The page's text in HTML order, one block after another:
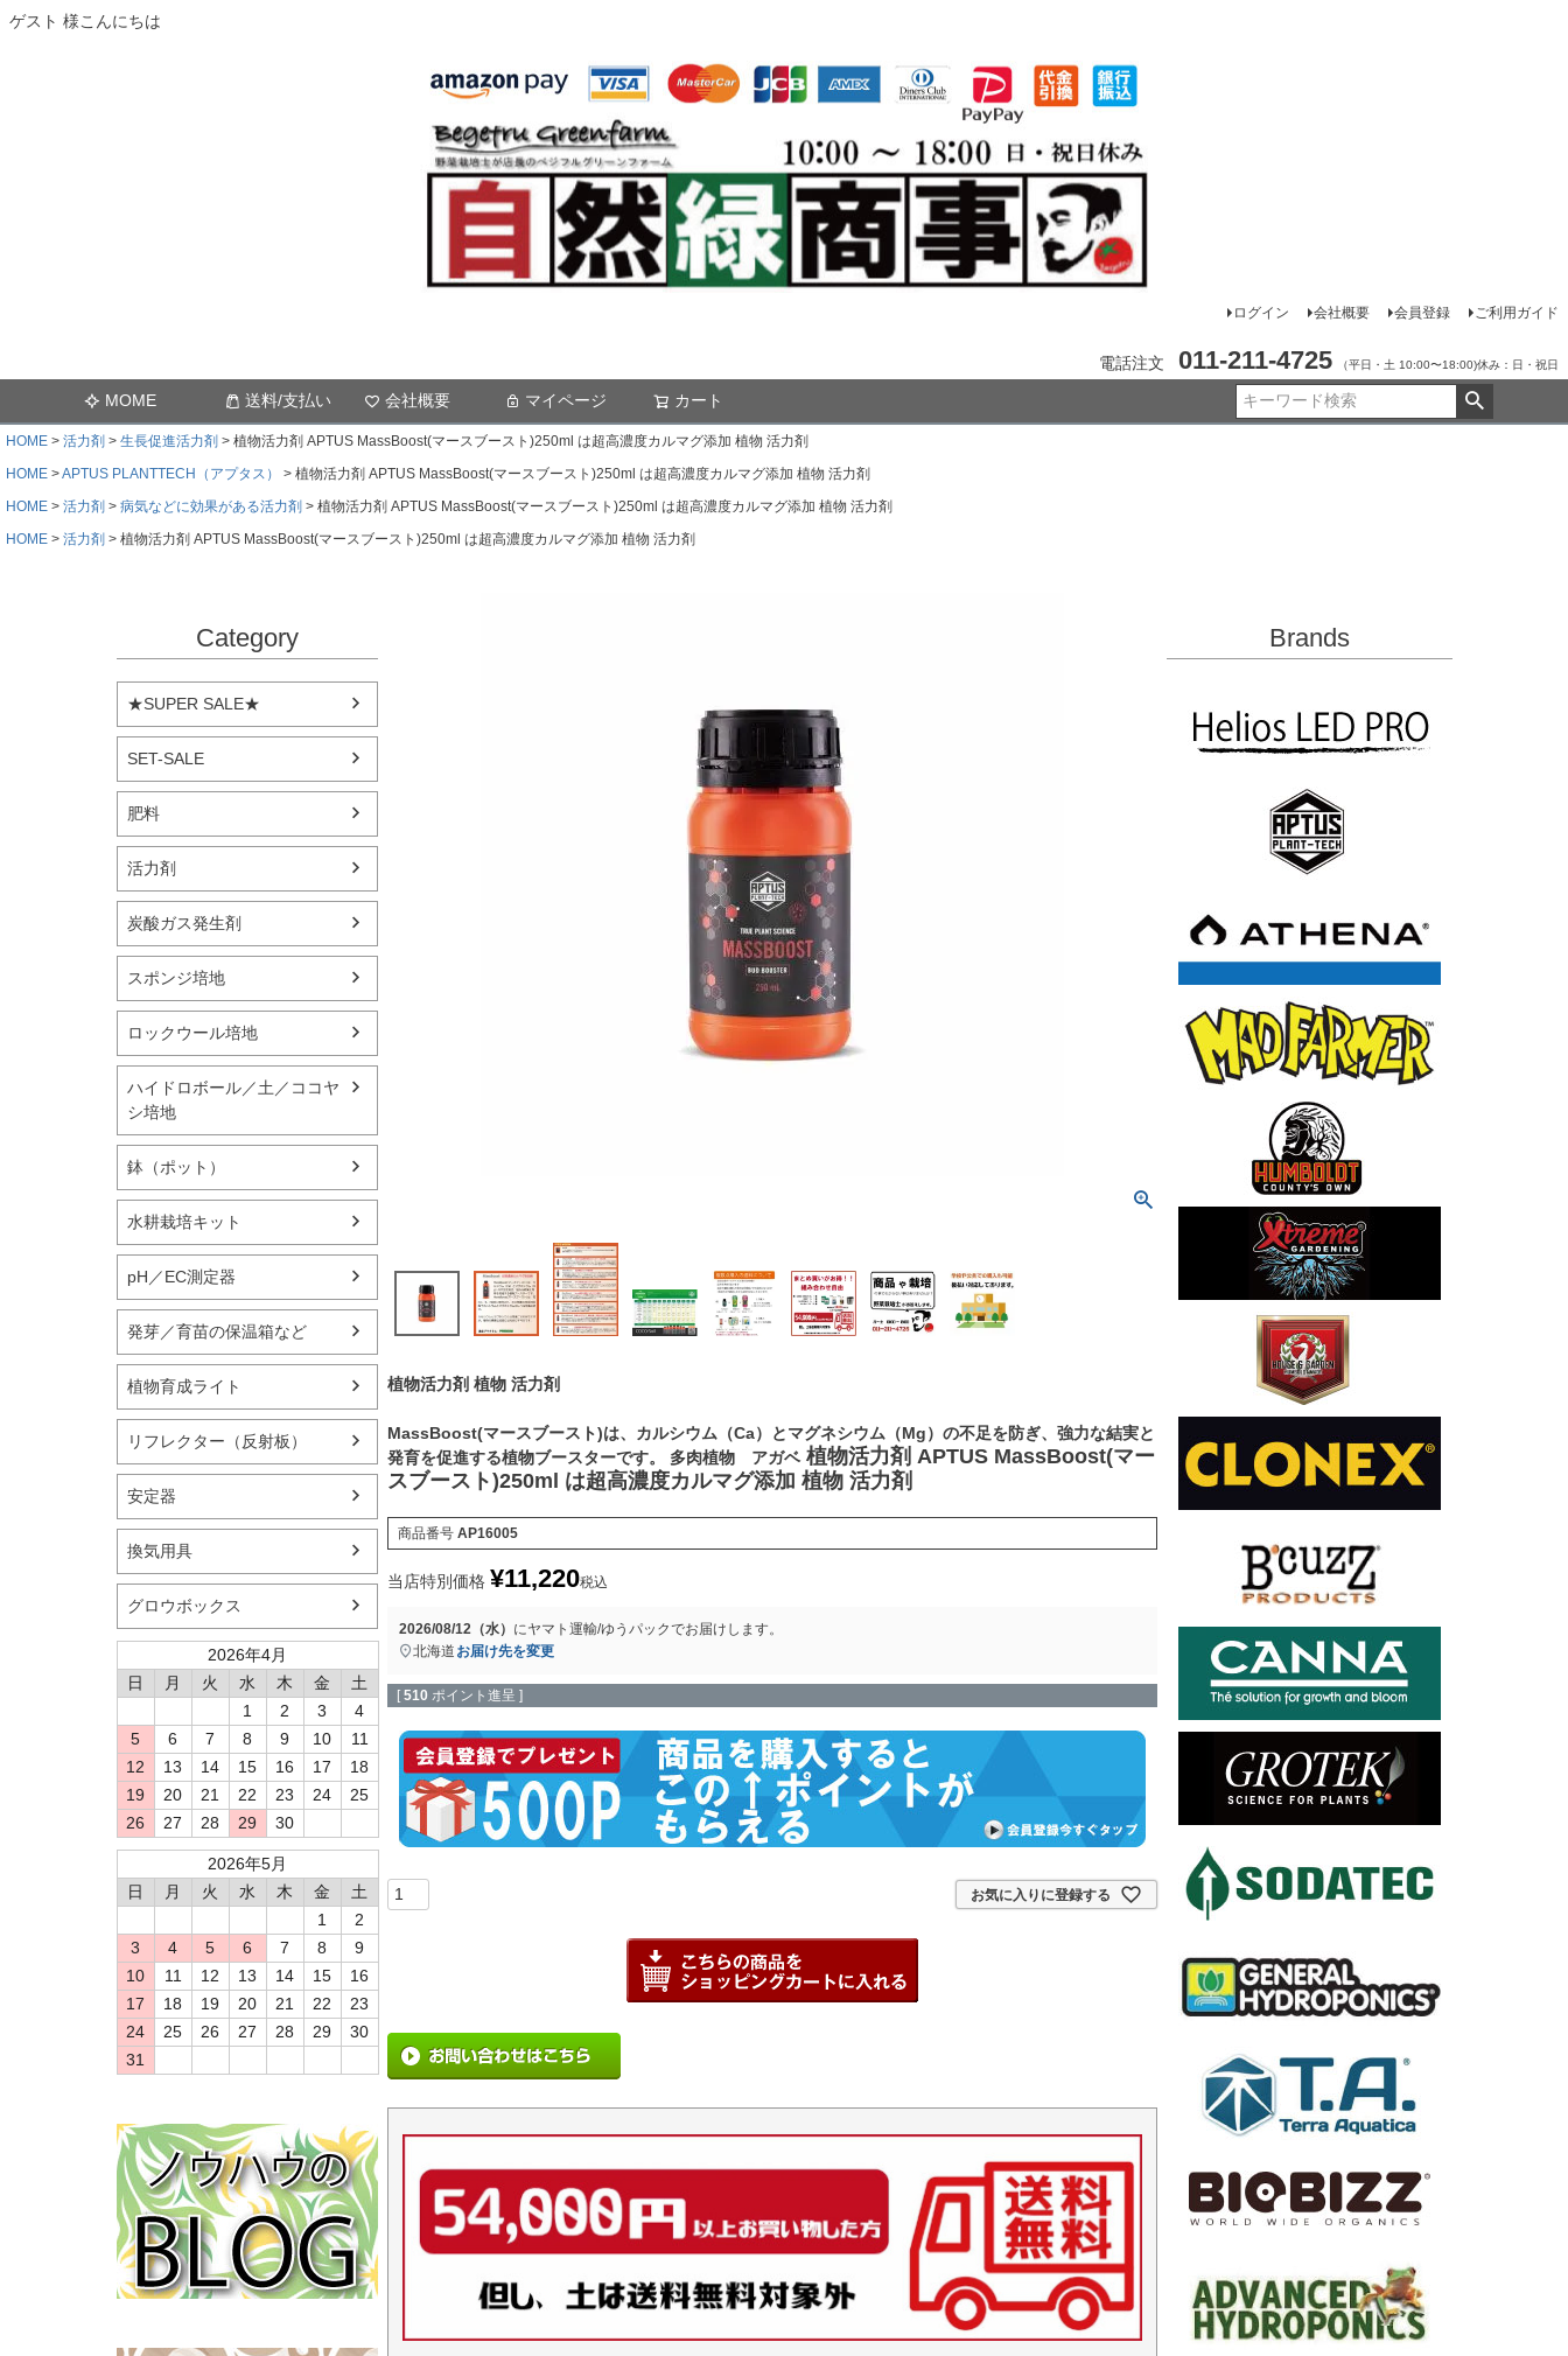
ゲスト 様こんにちは
ログイン 会社概要 会員登録 ご利用ガイド
電話注文 011-211-4725 （平日・土 10:00〜18:00)休み：日・祝日
MOME 送料/支払い 会社概要 マイページ カート
HOME 活力剤 生長促進活力剤
植物活力剤 APTUS MassBoost(マースブースト)250ml は超高濃度カルマグ添加 植物 活力剤
HOME
APTUS PLANTTECH（アプタス）
植物活力剤 APTUS MassBoost(マースブースト)250ml は超高濃度カルマグ添加 植物 活力剤
HOME
活力剤 病気などに効果がある活力剤
植物活力剤 APTUS MassBoost(マースブースト)250ml は超高濃度カルマグ添加 植物 活力剤
HOME
活力剤 植物活力剤 APTUS MassBoost(マースブースト)250ml は超高濃度カルマグ添加 植物 活力剤
Category
★SUPER SALE★
SET-SALE
肥料
活力剤
炭酸ガス発生剤
スポンジ培地
ロックウール培地
ハイドロボール／土／ココヤ
シ培地
鉢（ポット）
水耕栽培キット
pH／EC測定器
発芽／育苗の保温箱など
植物育成ライト
リフレクター（反射板）
安定器
換気用具
グロウボックス
2026年4月
日
月 火 水 木 金
土
1
2 3
4
5
6 7 8 9 10
11
12
13 14 15 16 17
18
19
20 21 22 23 24
25
26
27 28 29 30
2026年5月
日
月 火 水 木 金
土
1
2
3
4 5 6 7 8
9
10
11 12 13 14 15
16
17
18 19 20 21 22
23
24
25 26 27 28 29
30
31
植物活力剤 植物 活力剤
MassBoost(マースブースト)は、カルシウム（Ca）とマグネシウム（Mg）の不足を防ぎ、強力な結実と
発育を促進する植物ブースターです。 多肉植物 アガベ 植物活力剤 APTUS MassBoost(マー
スブースト)250ml は超高濃度カルマグ添加 植物 活力剤
商品番号 AP16005
当店特別価格 ¥11,220税込
2026/08/12（水） にヤマト運輸/ゆうパックでお届けします。
北海道 お届け先を変更
[ 510 ポイント進呈 ]
お気に入りに登録する
Brands